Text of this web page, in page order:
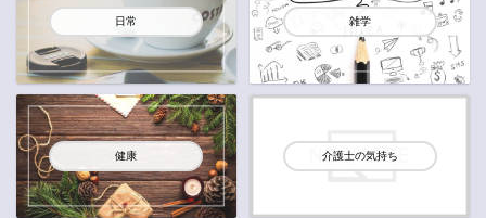
日常 雑学
健康 介護士の気持ち